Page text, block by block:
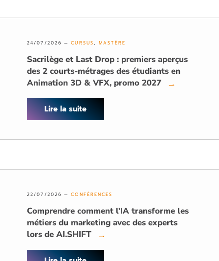
24/07/2026 —CURSUS,MASTÈRE
Sacrilège et Last Drop : premiers aperçus
des 2 courts-métrages des étudiants en
Animation 3D & VFX, promo 2027
→
Lire la suite
22/07/2026 —CONFÉRENCES
Comprendre comment l’IA transforme les
métiers du marketing avec des experts
lors de AI.SHIFT
→